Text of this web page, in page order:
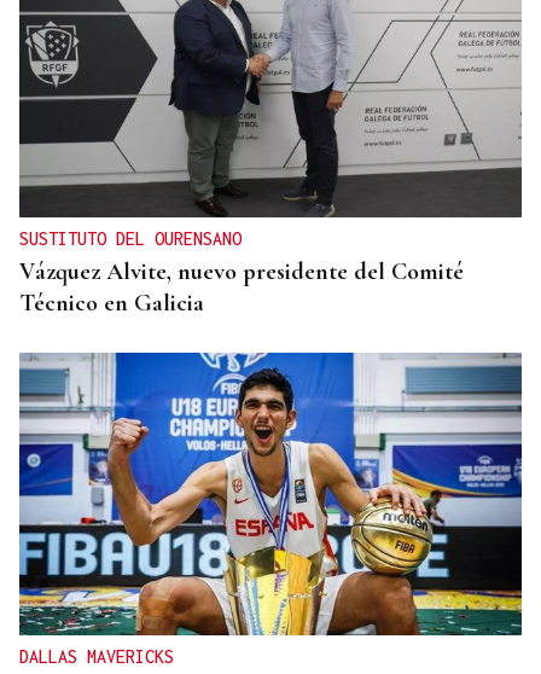
SUSTITUTO DEL OURENSANO
Vázquez Alvite, nuevo presidente del Comité
Técnico en Galicia
DALLAS MAVERICKS